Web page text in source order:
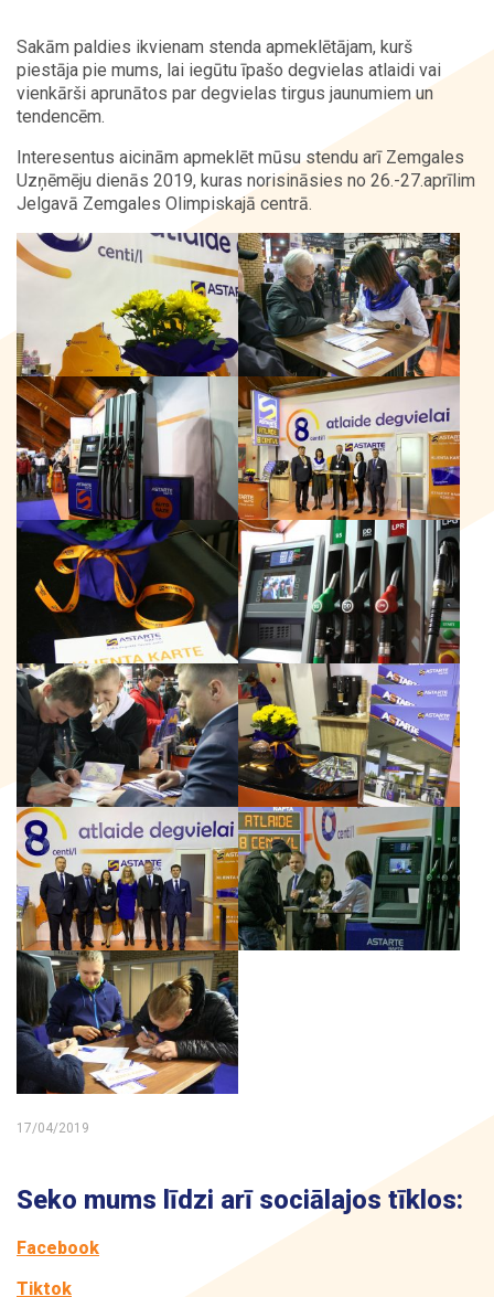
Sakām paldies ikvienam stenda apmeklētājam, kurš
piestāja pie mums, lai iegūtu īpašo degvielas atlaidi vai
vienkārši aprunātos par degvielas tirgus jaunumiem un
tendencēm.
Interesentus aicinām apmeklēt mūsu stendu arī Zemgales
Uzņēmēju dienās 2019, kuras norisināsies no 26.-27.aprīlim
Jelgavā Zemgales Olimpiskajā centrā.
17/04/2019
Seko mums līdzi arī sociālajos tīklos:
Facebook
Tiktok